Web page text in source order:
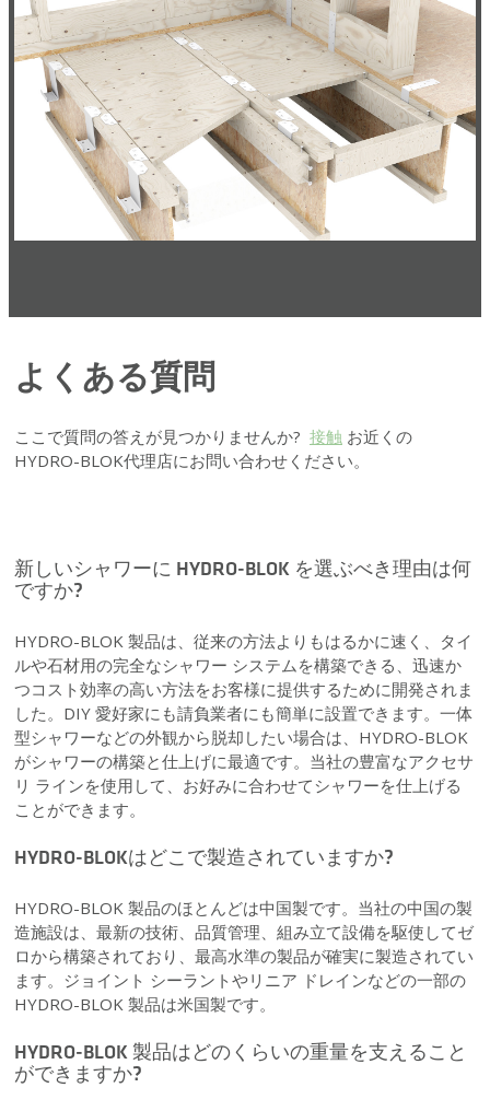
よくある質問
ここで質問の答えが見つかりませんか? 接触 お近くの
HYDRO-BLOK代理店にお問い合わせください。
新しいシャワーに HYDRO-BLOK を選ぶべき理由は何
ですか?
HYDRO-BLOK 製品は、従来の方法よりもはるかに速く、タイ
ルや石材用の完全なシャワー システムを構築できる、迅速か
つコスト効率の高い方法をお客様に提供するために開発されま
した。DIY 愛好家にも請負業者にも簡単に設置できます。一体
型シャワーなどの外観から脱却したい場合は、HYDRO-BLOK
がシャワーの構築と仕上げに最適です。当社の豊富なアクセサ
リ ラインを使用して、お好みに合わせてシャワーを仕上げる
ことができます。
HYDRO-BLOKはどこで製造されていますか?
HYDRO-BLOK 製品のほとんどは中国製です。当社の中国の製
造施設は、最新の技術、品質管理、組み立て設備を駆使してゼ
ロから構築されており、最高水準の製品が確実に製造されてい
ます。ジョイント シーラントやリニア ドレインなどの一部の
HYDRO-BLOK 製品は米国製です。
HYDRO-BLOK 製品はどのくらいの重量を支えること
ができますか?